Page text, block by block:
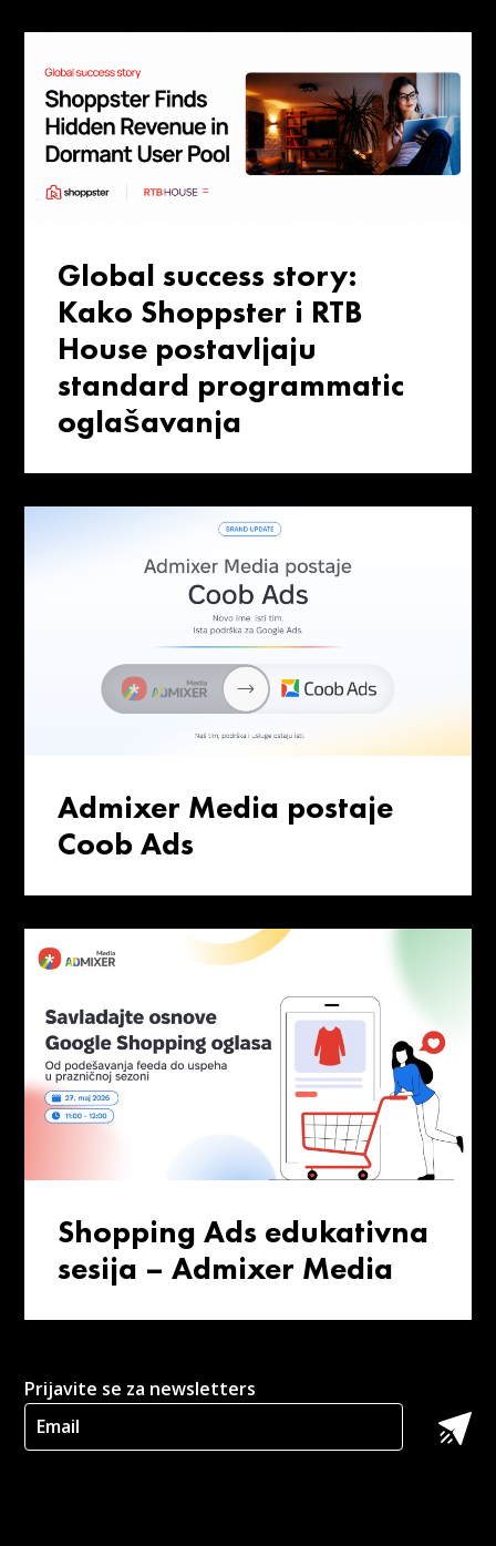
Global success story:
Kako Shoppster i RTB
House postavljaju
standard programmatic
oglašavanja
Admixer Media postaje
Coob Ads
Shopping Ads edukativna
sesija – Admixer Media
Prijavite se za newsletters